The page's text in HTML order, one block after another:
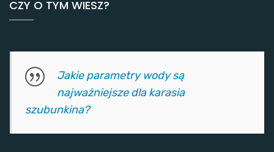
CZY O TYM WIESZ?
Jakie parametry wody są
najważniejsze dla karasia
szubunkina?